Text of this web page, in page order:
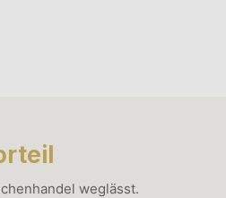
weglässt.